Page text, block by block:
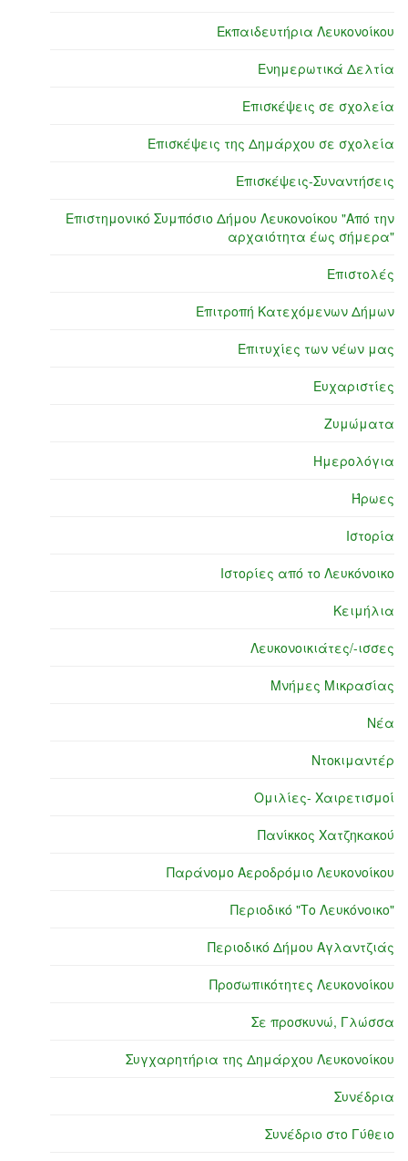
Εκπαιδευτήρια Λευκονοίκου
Ενημερωτικά Δελτία
Επισκέψεις σε σχολεία
Επισκέψεις της Δημάρχου σε σχολεία
Επισκέψεις-Συναντήσεις
Επιστημονικό Συμπόσιο Δήμου Λευκονοίκου "Από την
αρχαιότητα έως σήμερα"
Επιστολές
Επιτροπή Κατεχόμενων Δήμων
Επιτυχίες των νέων μας
Ευχαριστίες
Ζυμώματα
Ημερολόγια
Ήρωες
Ιστορία
Ιστορίες από το Λευκόνοικο
Κειμήλια
Λευκονοικιάτες/-ισσες
Μνήμες Μικρασίας
Νέα
Ντοκιμαντέρ
Ομιλίες- Χαιρετισμοί
Πανίκκος Χατζηκακού
Παράνομο Αεροδρόμιο Λευκονοίκου
Περιοδικό "Το Λευκόνοικο"
Περιοδικό Δήμου Αγλαντζιάς
Προσωπικότητες Λευκονοίκου
Σε προσκυνώ, Γλώσσα
Συγχαρητήρια της Δημάρχου Λευκονοίκου
Συνέδρια
Συνέδριο στο Γύθειο